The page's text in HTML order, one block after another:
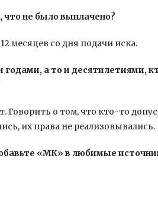
не было выплачено?
месяцев со дня подачи иска.
а то и десятилетиями,
Говорить о том, что кто-то
их права не реализовывались.
«МК» в любимые